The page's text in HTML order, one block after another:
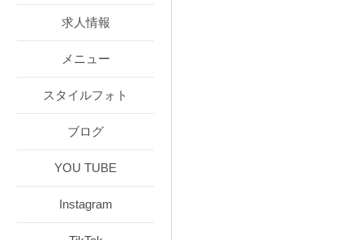
求人情報
メニュー
スタイルフォト
ブログ
YOU TUBE
Instagram